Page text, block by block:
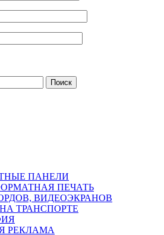
ПАНЕЛИ
ПЕЧАТЬ
ВИДЕОЭКРАНОВ
ТРАНСПОРТЕ
РЕКЛАМА